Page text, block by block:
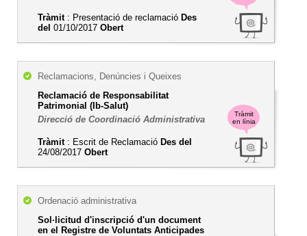
Tràmit: Presentació de reclamació Des
del 01/10/2017 Obert
Tràmit
en línia
Reclamacions, Denúncies i Queixes
Reclamació de Responsabilitat
Patrimonial (Ib-Salut)
Direcció de Coordinació Administrativa
Tràmit: Escrit de Reclamació Des del
24/08/2017 Obert
Ordenació administrativa
Sol·licitud d'inscripció d'un document
en el Registre de Voluntats Anticipades